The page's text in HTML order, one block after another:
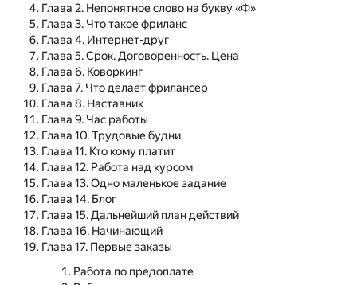
Глава 2. Непонятное слово на букву «Ф»
Глава 3. Что такое фриланс
Глава 4. Интернет-друг
Глава 5. Срок. Договоренность. Цена
Глава 6. Коворкинг
Глава 7. Что делает фрилансер
Глава 8. Наставник
Глава 9. Час работы
Глава 10. Трудовые будни
Глава 11. Кто кому платит
Глава 12. Работа над курсом
Глава 13. Одно маленькое задание
Глава 14. Блог
Глава 15. Дальнейший план действий
Глава 16. Начинающий
Глава 17. Первые заказы
Работа по предоплате